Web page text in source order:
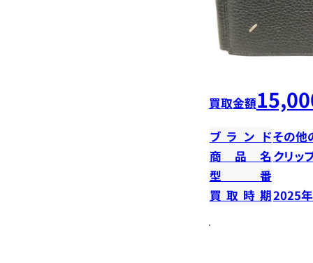
買取金額
ブランドその他
商品名 クリッ
型番
買取時期2025